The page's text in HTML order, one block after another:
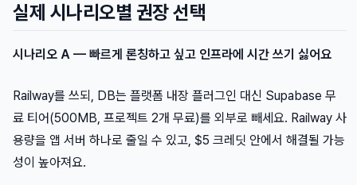
실제 시나리오별 권장 선택
시나리오 A — 빠르게 론칭하고 싶고 인프라에 시간 쓰기 싫어요
Railway를 쓰되, DB는 플랫폼 내장 플러그인 대신 Supabase 무
료 티어(500MB, 프로젝트 2개 무료)를 외부로 빼세요. Railway 사
용량을 앱 서버 하나로 줄일 수 있고, $5 크레딧 안에서 해결될 가능
성이 높아져요.